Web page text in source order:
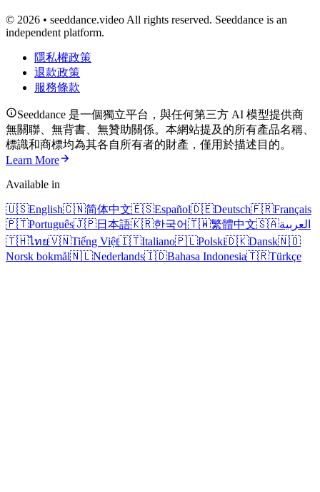
© 2026 • seeddance.video All rights reserved. Seeddance is an
independent platform.
隱私權政策
退款政策
服務條款
Seeddance 是一個獨立平台，與任何第三方 AI 模型提供商
無關聯、無背書、無贊助關係。本網站提及的所有產品名稱、
標識和商標均為其各自所有者的財產，僅用於描述目的。
Learn More
Available in
🇺🇸English🇨🇳简体中文🇪🇸Español🇩🇪Deutsch🇫🇷Français
🇵🇹Português🇯🇵日本語🇰🇷한국어🇹🇼繁體中文🇸🇦العربية
🇹🇭ไทย🇻🇳Tiếng Việt🇮🇹Italiano🇵🇱Polski🇩🇰Dansk🇳🇴
Norsk bokmål🇳🇱Nederlands🇮🇩Bahasa Indonesia🇹🇷Türkçe